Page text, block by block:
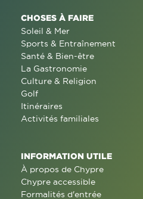
CHOSES À FAIRE
Soleil & Mer
Sports & Entraînement
Santé & Bien-être
La Gastronomie
Culture & Religion
Golf
Itinéraires
Activités familiales
INFORMATION UTILE
À propos de Chypre
Chypre accessible
Formalités d'entrée